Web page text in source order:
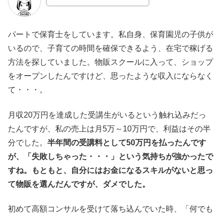
パートで保育士をしています。私自身、保育園児の子供が
いるので、子育ての時間を確保できるよう、在宅で稼げる
方法を探していました。物販スクールに入って、ショップ
をオープンしたんですけど、思ったような収入にならなく
て・・・。
月収20万円を達成した受講生がいるという触れ込みだっ
たんですが、私の売上は月5万～10万円で、利益はその半
分でした。 半年間の受講料として50万円を払ったんです
が、「失敗しちゃった・・・」という気持ちが強かったで
すね。もともと、自分にはお金になるスキルがないと思っ
て物販を選んだんですが、ダメでした。
初めて高額コンサルを受けて落ち込んでいた時、「何でも